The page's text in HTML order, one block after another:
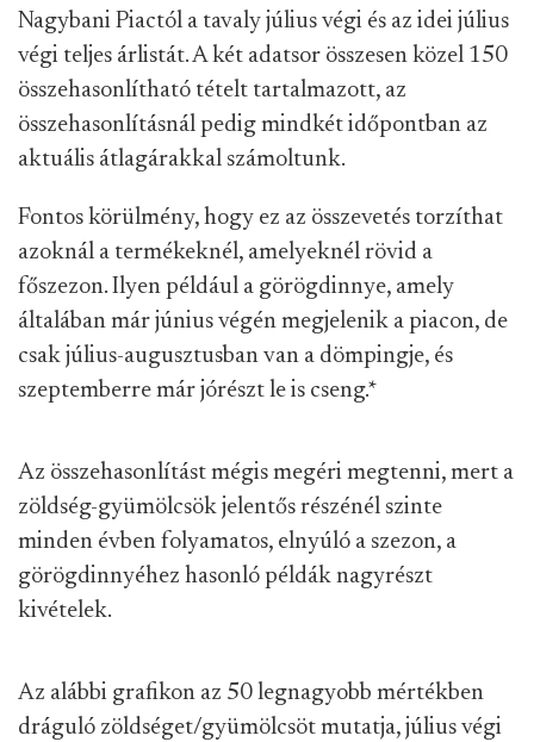
Nagybani Piactól a tavaly július végi és az idei július
végi teljes árlistát. A két adatsor összesen közel 150
összehasonlítható tételt tartalmazott, az
összehasonlításnál pedig mindkét időpontban az
aktuális átlagárakkal számoltunk.
Fontos körülmény, hogy ez az összevetés torzíthat
azoknál a termékeknél, amelyeknél rövid a
főszezon. Ilyen például a görögdinnye, amely
általában már június végén megjelenik a piacon, de
csak július-augusztusban van a dömpingje, és
szeptemberre már jórészt le is cseng.*
Az összehasonlítást mégis megéri megtenni, mert a
zöldség-gyümölcsök jelentős részénél szinte
minden évben folyamatos, elnyúló a szezon, a
görögdinnyéhez hasonló példák nagyrészt
kivételek.
Az alábbi grafikon az 50 legnagyobb mértékben
dráguló zöldséget/gyümölcsöt mutatja, július végi